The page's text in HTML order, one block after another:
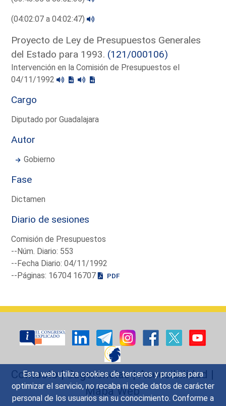
Esta web utiliza cookies de terceros y propias para
optimizar el servicio, no recaba ni cede datos de carácter
personal de los usuarios sin su conocimiento. Conforme a
(04:02:07 a 04:02:47)
Proyecto de Ley de Presupuestos Generales
del Estado para 1993. (121/000106)
Intervención en la Comisión de Presupuestos el
04/11/1992
Cargo
Diputado por Guadalajara
Autor
Gobierno
Fase
Dictamen
Diario de sesiones
Comisión de Presupuestos
--Núm. Diario: 553
--Fecha Diario: 04/11/1992
--Páginas: 16704 16707
PDF
Contacto|Sugerencias|Accesibilidad |
Mapa Web